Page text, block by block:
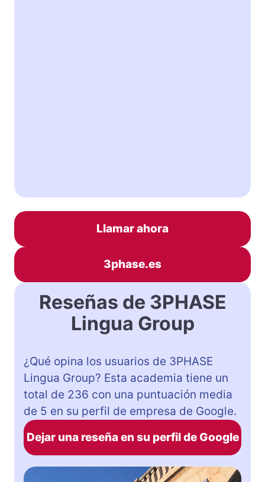
Llamar ahora
3phase.es
Reseñas de 3PHASE
Lingua Group
¿Qué opina los usuarios de 3PHASE
Lingua Group? Esta academia tiene un
total de 236 con una puntuación media
de 5 en su perfil de empresa de Google.
Dejar una reseña en su perfil de Google